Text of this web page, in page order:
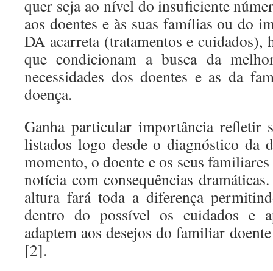
quer seja ao nível do insuficiente
aos doentes e às suas famílias ou do
DA acarreta (tratamentos e cuidados),
que condicionam a busca da
necessidades dos doentes e as da
doença.
Ganha particular importância refletir
listados logo desde o diagnóstico da
momento, o doente e os seus
notícia com consequências
altura fará toda a diferença
dentro do possível os cuidados e
adaptem aos desejos do familiar
[2].